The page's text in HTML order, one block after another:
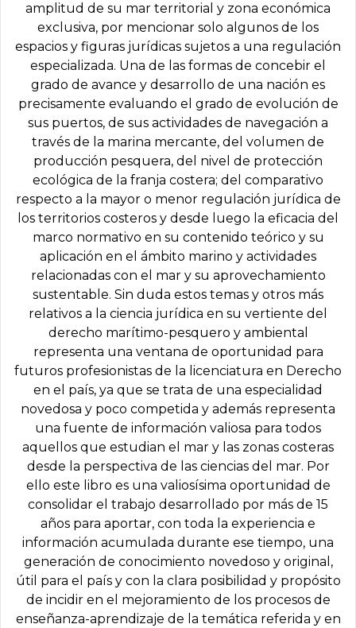
amplitud de su mar territorial y zona económica
exclusiva, por mencionar solo algunos de los
espacios y figuras jurídicas sujetos a una regulación
especializada. Una de las formas de concebir el
grado de avance y desarrollo de una nación es
precisamente evaluando el grado de evolución de
sus puertos, de sus actividades de navegación a
través de la marina mercante, del volumen de
producción pesquera, del nivel de protección
ecológica de la franja costera; del comparativo
respecto a la mayor o menor regulación jurídica de
los territorios costeros y desde luego la eficacia del
marco normativo en su contenido teórico y su
aplicación en el ámbito marino y actividades
relacionadas con el mar y su aprovechamiento
sustentable. Sin duda estos temas y otros más
relativos a la ciencia jurídica en su vertiente del
derecho marítimo-pesquero y ambiental
representa una ventana de oportunidad para
futuros profesionistas de la licenciatura en Derecho
en el país, ya que se trata de una especialidad
novedosa y poco competida y además representa
una fuente de información valiosa para todos
aquellos que estudian el mar y las zonas costeras
desde la perspectiva de las ciencias del mar. Por
ello este libro es una valiosísima oportunidad de
consolidar el trabajo desarrollado por más de 15
años para aportar, con toda la experiencia e
información acumulada durante ese tiempo, una
generación de conocimiento novedoso y original,
útil para el país y con la clara posibilidad y propósito
de incidir en el mejoramiento de los procesos de
enseñanza-aprendizaje de la temática referida y en